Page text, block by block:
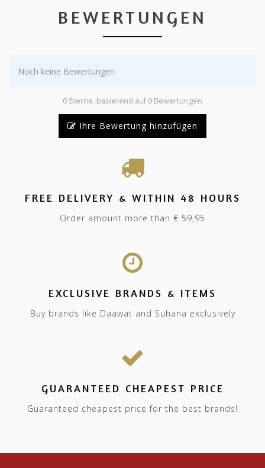
BEWERTUNGEN
Noch keine Bewertungen
0 Sterne, basierend auf 0 Bewertungen
Ihre Bewertung hinzufügen
FREE DELIVERY & WITHIN 48 HOURS
Order amount more than € 59,95
EXCLUSIVE BRANDS & ITEMS
Buy brands like Daawat and Suhana exclusively
GUARANTEED CHEAPEST PRICE
Guaranteed cheapest price for the best brands!